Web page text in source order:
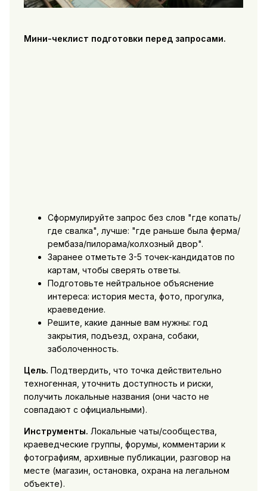
Мини-чеклист подготовки перед запросами.
Сформулируйте запрос без слов "где копать/
где свалка", лучше: "где раньше была ферма/
рембаза/пилорама/колхозный двор".
Заранее отметьте 3-5 точек-кандидатов по
картам, чтобы сверять ответы.
Подготовьте нейтральное объяснение
интереса: история места, фото, прогулка,
краеведение.
Решите, какие данные вам нужны: год
закрытия, подъезд, охрана, собаки,
заболоченность.
Цель. Подтвердить, что точка действительно
техногенная, уточнить доступность и риски,
получить локальные названия (они часто не
совпадают с официальными).
Инструменты. Локальные чаты/сообщества,
краеведческие группы, форумы, комментарии к
фотографиям, архивные публикации, разговор на
месте (магазин, остановка, охрана на легальном
объекте).